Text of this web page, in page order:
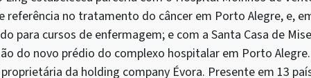
no tratamento do câncer em Porto Alegre, e,
para cursos de enfermagem; e com a Santa Casa de
do novo prédio do complexo hospitalar em Porto
da holding company Évora. Presente em 13